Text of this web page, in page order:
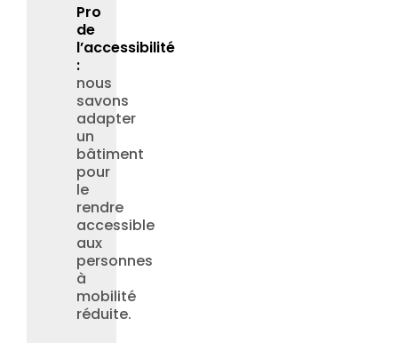
Pro
de
l’accessibilité
:
nous
savons
adapter
un
bâtiment
pour
le
rendre
accessible
aux
personnes
à
mobilité
réduite.